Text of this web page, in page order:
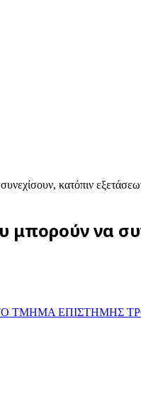
κατόπιν
μπορούν να
ΤΜΗΜΑ ΕΠΙΣΤΗΜΗΣ